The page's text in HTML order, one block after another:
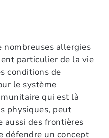
nombreuses allergies
particulier de la vie
conditions de
le système
qui est là
physiques, peut
aussi des frontières
défendre un concept